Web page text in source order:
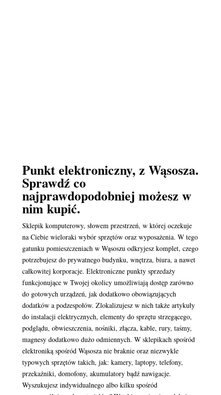
Punkt elektroniczny, z Wąsosza.
Sprawdź co
najprawdopodobniej możesz w
nim kupić.
Sklepik komputerowy, słowem przestrzeń, w której oczekuje
na Ciebie wieloraki wybór sprzętów oraz wyposażenia. W tego
gatunku pomieszczeniach w Wąsoszu odkryjesz komplet, czego
potrzebujesz do prywatnego budynku, wnętrza, biura, a nawet
całkowitej korporacje. Elektroniczne punkty sprzedaży
funkcjonujące w Twojej okolicy umożliwiają dostęp zarówno
do gotowych urządzeń, jak dodatkowo obowiązujących
dodatków a podzespołów. Zlokalizujesz w nich także artykuły
do instalacji elektrycznych, elementy do sprzętu strzegącego,
podglądu, obwieszczenia, nośniki, złącza, kable, rury, taśmy,
magnesy dodatkowo dużo odmiennych. W sklepikach spośród
elektroniką spośród Wąsosza nie braknie oraz niezwykle
typowych sprzętów takich, jak: kamery, laptopy, telefony,
przekaźniki, domofony, akumulatory bądź nawigacje.
Wyszukujesz indywidualnego albo kilku spośród